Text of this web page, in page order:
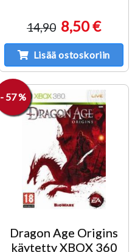
14,90 8,50 €
Lisää ostoskoriin
Dragon Age Origins
käytetty XBOX 360
- 57 %